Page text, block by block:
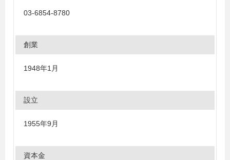
03-6854-8780
創業
1948年1月
設立
1955年9月
資本金